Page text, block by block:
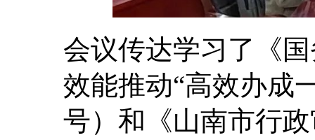
会议传达学习了《
效能推动“高效办成
号）和《山南市行